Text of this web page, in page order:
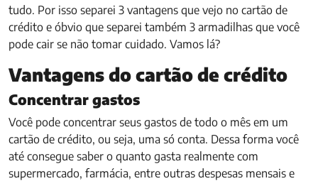
tudo. Por isso separei 3 vantagens que vejo no cartão de
crédito e óbvio que separei também 3 armadilhas que você
pode cair se não tomar cuidado. Vamos lá?
Vantagens do cartão de crédito
Concentrar gastos
Você pode concentrar seus gastos de todo o mês em um
cartão de crédito, ou seja, uma só conta. Dessa forma você
até consegue saber o quanto gasta realmente com
supermercado, farmácia, entre outras despesas mensais e